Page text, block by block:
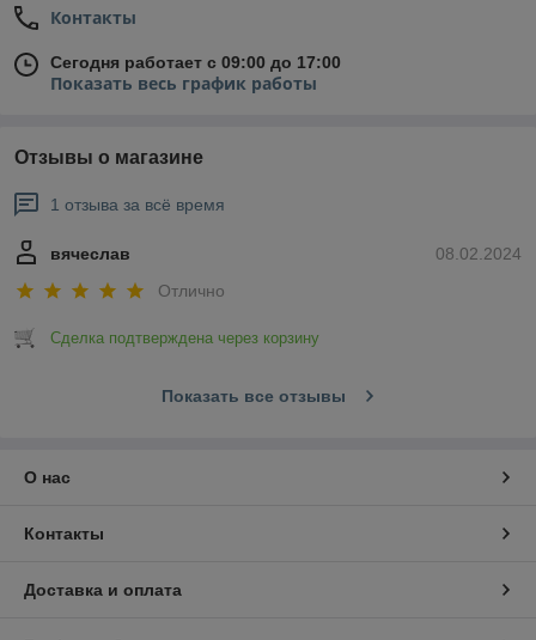
Контакты
Сегодня работает с 09:00 до 17:00
Показать весь график работы
Отзывы о магазине
1 отзыва за всё время
08.02.2024
вячеслав
Отлично
Сделка подтверждена через корзину
Показать все отзывы
О нас
Контакты
Доставка и оплата